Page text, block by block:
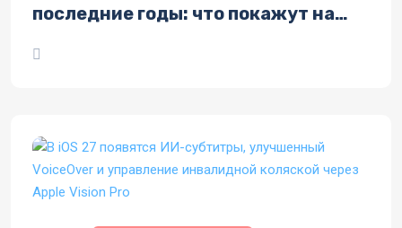
последние годы: что покажут на